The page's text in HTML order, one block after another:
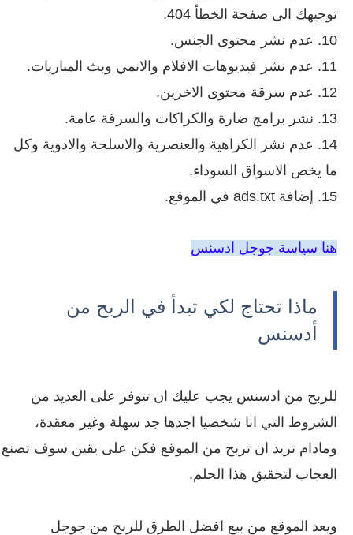
توجيهك الى صفحة الخطأ 404.
10. عدم نشر محتوى الجنس.
11. عدم نشر فيديوهات الافلام والانمي وبث المباريات.
12. عدم سرقة محتوى الاخرين.
13. نشر برامج ضارة والكراكات والسرقة عامة.
14. عدم نشر الكراهية والعنصرية والاسلحة والادوية وكل
ما يخص الاسواق السوداء.
15. إضافة ads.txt في الموقع.
هنا سياسة جوجل ادسنس
ماذا تحتاج لكي تبدأ في الربح من
أدسنس
للربح من ادسنس يجب عليك ان تتوفر على العديد من
الشروط التي انا شخصيا اجدها جد سهلة وغير معقدة،
ومادام تريد ان تربح من الموقع فكن على يقين سوف تصنع
العجاب لتحقيق هذا الحلم.
ويعد الموقع من بيع افضل الطرق للربح من جوجل